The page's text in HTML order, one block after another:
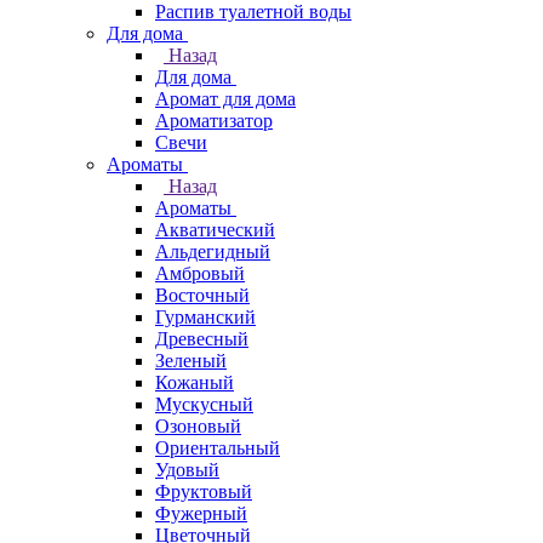
Распив туалетной воды
Для дома
Назад
Для дома
Аромат для дома
Ароматизатор
Свечи
Ароматы
Назад
Ароматы
Акватический
Альдегидный
Амбровый
Восточный
Гурманский
Древесный
Зеленый
Кожаный
Мускусный
Озоновый
Ориентальный
Удовый
Фруктовый
Фужерный
Цветочный